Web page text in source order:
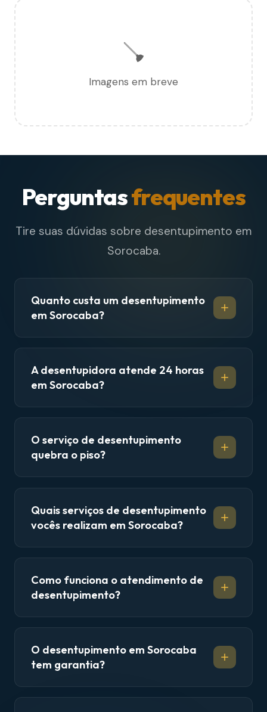
🪠
Imagens em breve
Perguntasfrequentes
Tire suas dúvidas sobre desentupimento em
Sorocaba.
Quanto custa um desentupimento
em Sorocaba?
A desentupidora atende 24 horas
em Sorocaba?
O serviço de desentupimento
quebra o piso?
Quais serviços de desentupimento
vocês realizam em Sorocaba?
Como funciona o atendimento de
desentupimento?
O desentupimento em Sorocaba
tem garantia?